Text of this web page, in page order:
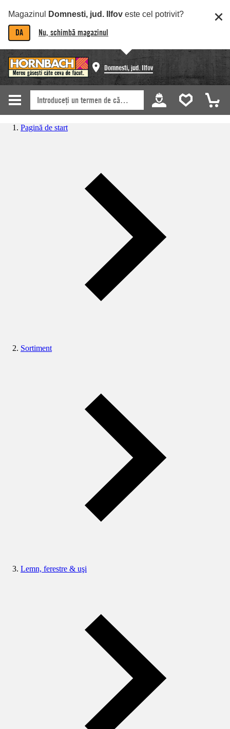
Magazinul Domnesti, jud. Ilfov este cel potrivit?
DA Nu, schimbă magazinul
Domnesti, jud. Ilfov
Pagină de start
Sortiment
Lemn, ferestre & uşi